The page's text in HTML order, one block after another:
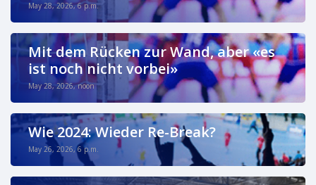
May 28, 2026, 6 p.m.
Mit dem Rücken zur Wand, aber «es
ist noch nicht vorbei»
May 28, 2026, noon
Wie 2024: Wieder Re-Break?
May 26, 2026, 6 p.m.